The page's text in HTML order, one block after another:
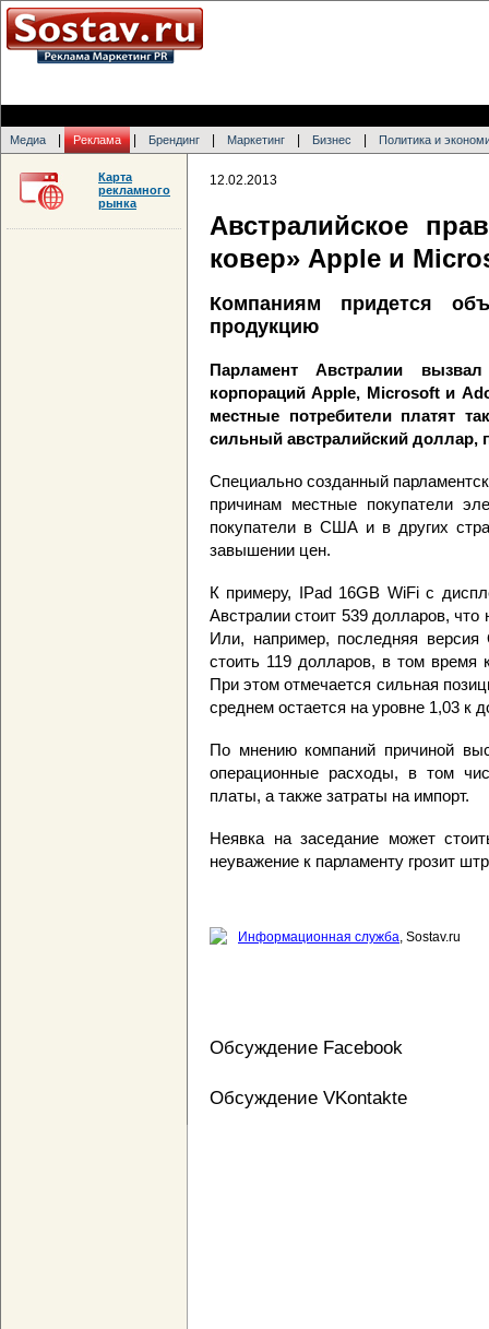
Медиа Реклама Брендинг Маркетинг Бизнес Политика и
12.02.2013
Австралийское
ковер» Apple и
Компаниям придется
продукцию
Парламент Австралии
корпораций Apple, Microsoft и
местные потребители платят
сильный австралийский доллар,
Специально созданный
причинам местные покупатели
покупатели в США и в других
завышении цен.
К примеру, IPad 16GB WiFi с
Австралии стоит 539 долларов,
Или, например, последняя
стоить 119 долларов, в том
При этом отмечается сильная
среднем остается на уровне 1,03 к
По мнению компаний причиной
операционные расходы, в том
платы, а также затраты на импорт.
Неявка на заседание может
неуважение к парламенту грозит
Информационная служба, Sostav.ru
Обсуждение Facebook
Обсуждение VKontakte
Карта
рекламного
рынка